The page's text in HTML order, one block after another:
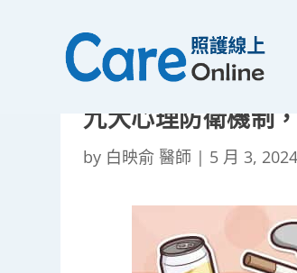
九大心理防衛機制
by 白映俞 醫師 | 5 月 3, 2024